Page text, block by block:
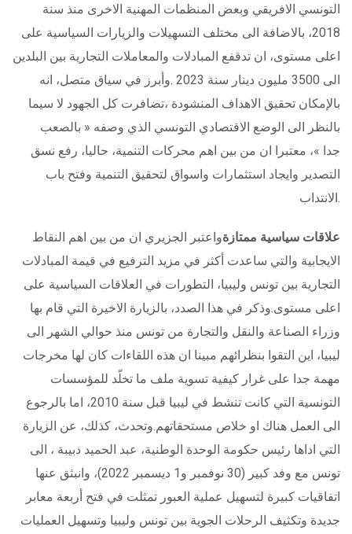
التونسي الافريقي وبعض المنظمات المهنية الاخرى منذ سنة
2018، بالاضافة الى مختلف التسهيلات والزيارات السياسية على
اعلى مستوى، ان تدقفع المبادلات والمعاملات التجارية بين البلدين
الى 3500 مليون دينار سنة 2023 .وأبرز في سياق متصل، انه
بالإمكان تحقيق الاهداف المنشودة ،تضافرت كل الجهود لا سيما
بالنظر الى الوضع الاقتصادي التونسي الذي وصفه « بالصعب
جدا »، معتبرا ان من بين اهم محركات التنمية، حاليا، رفع نسق
التصدير وايجاد استثمارات واسواق لتحقيق التنمية وفتح باب
الانتداب.
علاقات سياسية ممتازةواعتبر الجزيري ان من بين اهم النقاط
الايجابية والتي ساعدت أكثر في مزيد الترفيع في قيمة المبادلات
التجارية بين تونس وليبيا، التطورات في العلاقات السياسية على
اعلى مستوى.وذكر في هذا الصدد، بالزيارة الاخيرة التي قام بها
وزراء الصناعة والنقل والتجارة من تونس منذ حوالي الشهر الى
ليبيا، اين التقوا بنظرائهم مبينا ان هذه اللقاءات كان لها مخرجات
مهمة جدا على غرار كيفية تسوية ملف ما تخلّد للمؤسسات
التونسية التي كانت تنشط في ليبيا قبل سنة 2010، اما بالرجوع
الى العمل هناك او خلاص مستحقاتهم.وتحدث، كذلك، عن الزيارة
التي اداها رئيس حكومة الوحدة الوطنية، عبد الحميد دبيبة ، الى
تونس مع وفد كبير (30 نوفمبر و1 ديسمبر 2022)، وانبثق عنها
اتفاقيات كبيرة لتسهيل عملية العبور تمثلت في فتح أربعة معابر
جديدة وتكثيف الرحلات الجوية بين تونس وليبيا وتسهيل العمليات